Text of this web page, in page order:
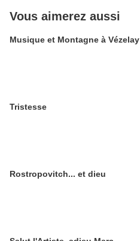
Vous aimerez aussi
Musique et Montagne à Vézelay
Tristesse
Rostropovitch... et dieu